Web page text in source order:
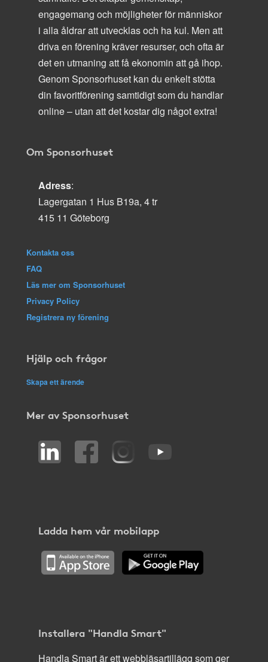
engagemang och möjligheter för människor
i alla åldrar att utvecklas och ha kul. Men att
driva en förening kräver resurser, och ofta är
det en utmaning att få ekonomin att gå ihop.
Genom Sponsorhuset kan du enkelt stötta
din favoritförening samtidigt som du handlar
online – utan att det kostar dig något extra!
Om Sponsorhuset
Adress:
Lagergatan 1 Hus B19a, 4 tr
415 11 Göteborg
Kontakta oss
FAQ
Läs mer om Sponsorhuset
Privacy Policy
Registrera ny förening
Hjälp och frågor
Skapa ett ärende
Mer av Sponsorhuset
Ladda hem vår mobilapp
Installera "Handla Smart"
Handla Smart är ett webbläsartillägg som ger